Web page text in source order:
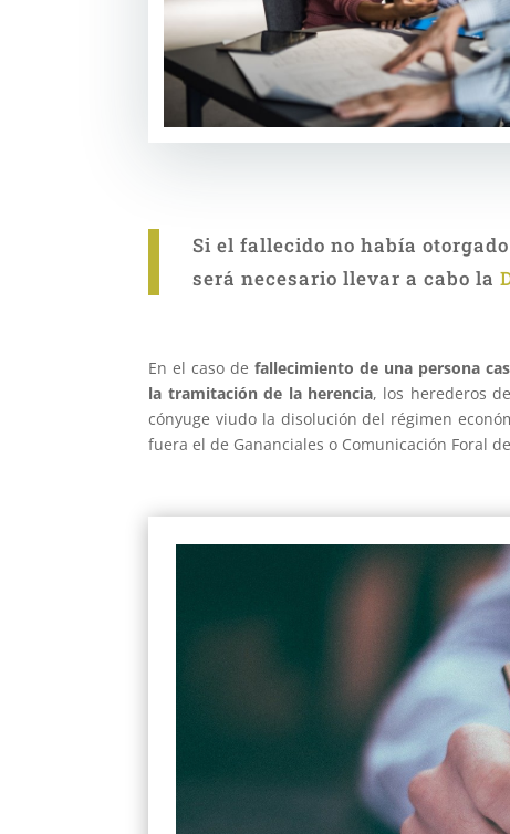
Si el fallecido no había
será necesario llevar a cabo la
En el caso defallecimiento de una persona
la tramitación de la herencia, los herederos
cónyuge viudo la disolución del régimen
fuera el de Gananciales o Comunicación Foral